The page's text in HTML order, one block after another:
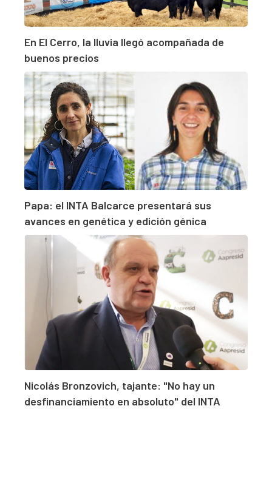
En El Cerro, la lluvia llegó acompañada de
buenos precios
Papa: el INTA Balcarce presentará sus
avances en genética y edición génica
Nicolás Bronzovich, tajante: "No hay un
desfinanciamiento en absoluto" del INTA